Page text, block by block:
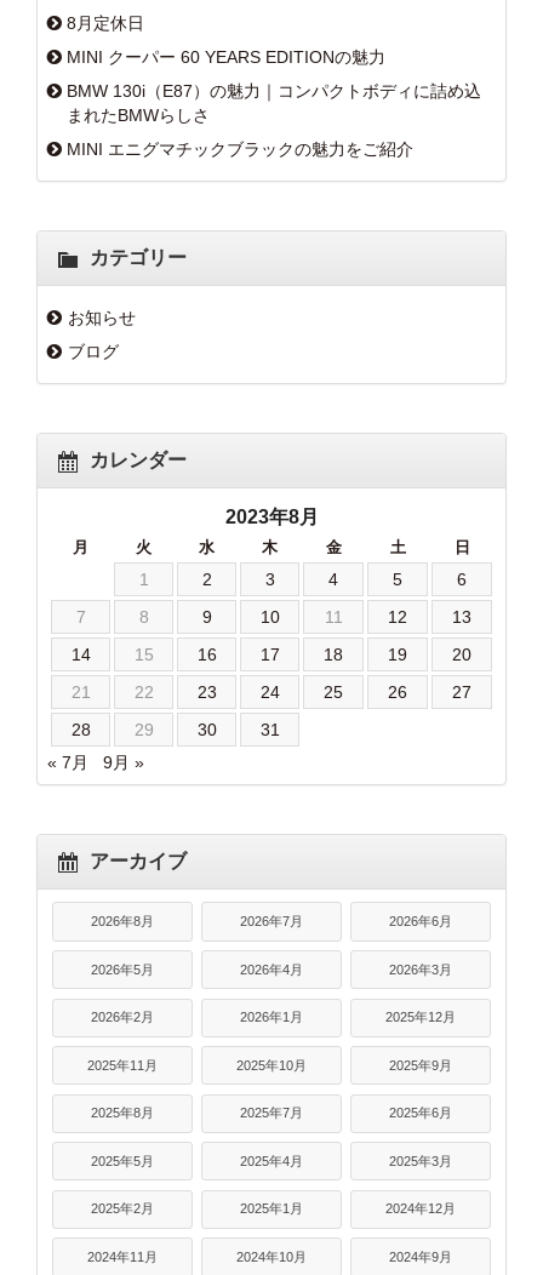
8月定休日
MINI クーパー 60 YEARS EDITIONの魅力
BMW 130i（E87）の魅力｜コンパクトボディに詰め込
まれたBMWらしさ
MINI エニグマチックブラックの魅力をご紹介
カテゴリー
お知らせ
ブログ
カレンダー
2023年8月
月 火 水 木 金 土 日
1 2 3 4 5
6
7
8 9 10 11 12
13
14
15 16 17 18 19
20
21
22 23 24 25 26
27
28
29 30
31
« 7月
9月 »
アーカイブ
2026年8月 2026年7月 2026年6月
2026年5月 2026年4月 2026年3月
2026年2月 2026年1月 2025年12月
2025年11月 2025年10月 2025年9月
2025年8月 2025年7月 2025年6月
2025年5月 2025年4月 2025年3月
2025年2月 2025年1月 2024年12月
2024年11月 2024年10月 2024年9月